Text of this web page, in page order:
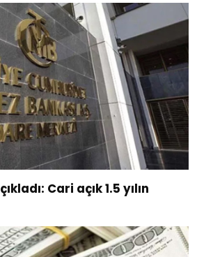
Cari açık 1.5 yılın